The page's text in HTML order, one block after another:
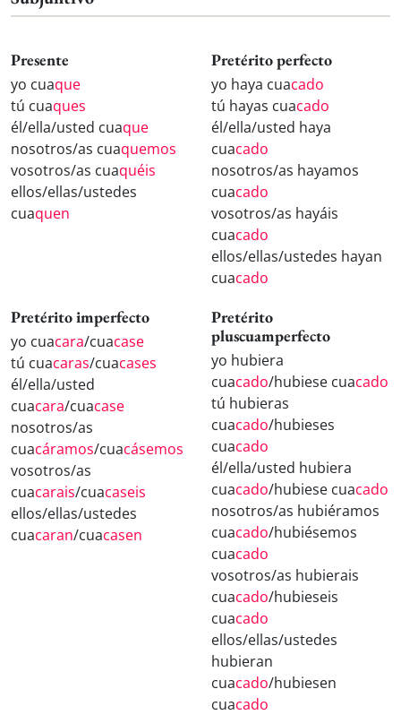
Presente
yo cuaque
tú cuaques
él/ella/usted cuaque
nosotros/as cuaquemos
vosotros/as cuaquéis
ellos/ellas/ustedes
cuaquen
Pretérito perfecto
yo haya cuacado
tú hayas cuacado
él/ella/usted haya
cuacado
nosotros/as hayamos
cuacado
vosotros/as hayáis
cuacado
ellos/ellas/ustedes hayan
cuacado
Pretérito imperfecto
yo cuacara/cuacase
tú cuacaras/cuacases
él/ella/usted
cuacara/cuacase
nosotros/as
cuacáramos/cuacásemos
vosotros/as
cuacarais/cuacaseis
ellos/ellas/ustedes
cuacaran/cuacasen
Pretérito
pluscuamperfecto
yo hubiera
cuacado/hubiese cuacado
tú hubieras
cuacado/hubieses
cuacado
él/ella/usted hubiera
cuacado/hubiese cuacado
nosotros/as hubiéramos
cuacado/hubiésemos
cuacado
vosotros/as hubierais
cuacado/hubieseis
cuacado
ellos/ellas/ustedes
hubieran
cuacado/hubiesen
cuacado